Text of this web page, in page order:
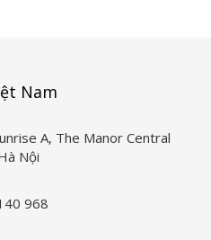
Nam
A, The Manor Central
Nội
968